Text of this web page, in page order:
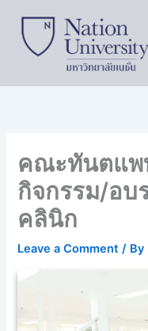
content
คณะทันตแพ
กิจกรรม/อ
คลินิก
Leave a Comment / By